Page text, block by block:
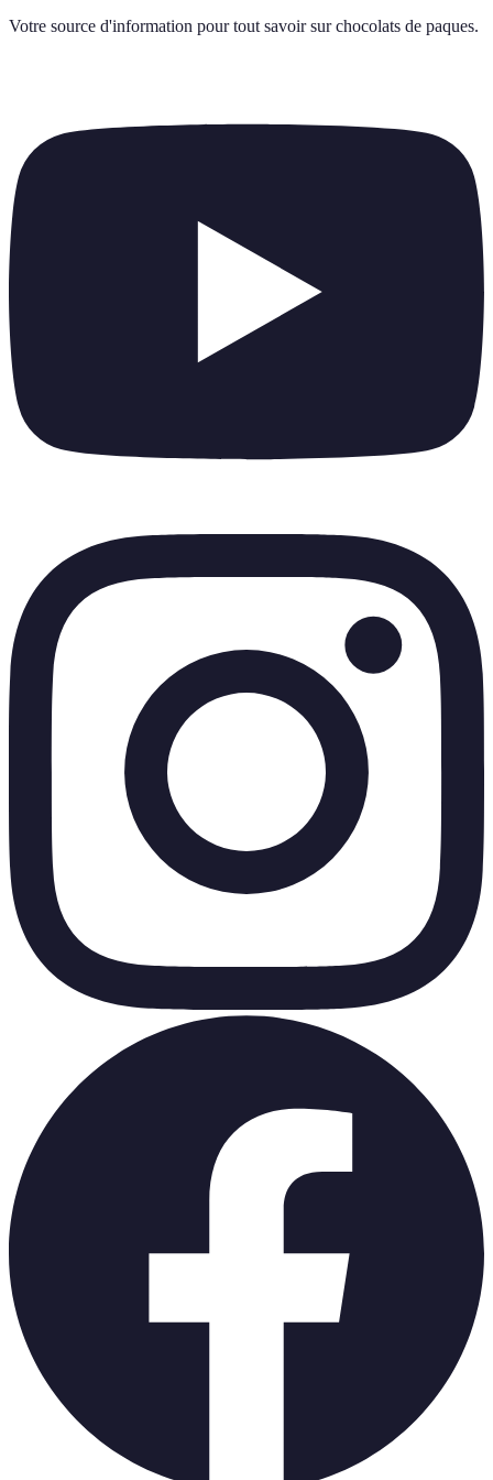
Votre source d'information pour tout savoir sur chocolats de paques.